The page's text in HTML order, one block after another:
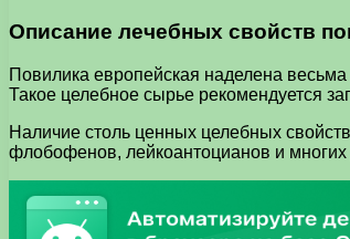
Описание лечебных свойств
Повилика европейская наделена
Такое целебное сырье рекомендуется
Наличие столь ценных целебных
флобофенов, лейкоантоцианов и